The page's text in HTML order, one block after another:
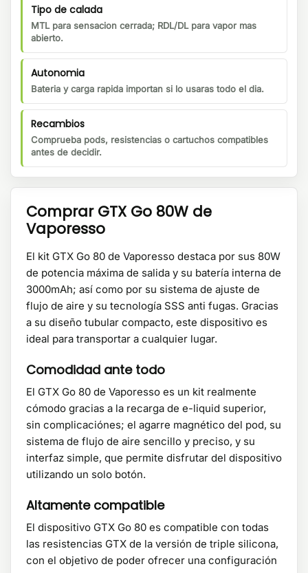
Tipo de calada
MTL para sensacion cerrada; RDL/DL para vapor mas
abierto.
Autonomia
Bateria y carga rapida importan si lo usaras todo el dia.
Recambios
Comprueba pods, resistencias o cartuchos compatibles
antes de decidir.
Comprar GTX Go 80W de
Vaporesso
El kit GTX Go 80 de Vaporesso destaca por sus 80W
de potencia máxima de salida y su batería interna de
3000mAh; así como por su sistema de ajuste de
flujo de aire y su tecnología SSS anti fugas. Gracias
a su diseño tubular compacto, este dispositivo es
ideal para transportar a cualquier lugar.
Comodidad ante todo
El GTX Go 80 de Vaporesso es un kit realmente
cómodo gracias a la recarga de e-liquid superior,
sin complicaciónes; el agarre magnético del pod, su
sistema de flujo de aire sencillo y preciso, y su
interfaz simple, que permite disfrutar del dispositivo
utilizando un solo botón.
Altamente compatible
El dispositivo GTX Go 80 es compatible con todas
las resistencias GTX de la versión de triple silicona,
con el objetivo de poder ofrecer una configuración